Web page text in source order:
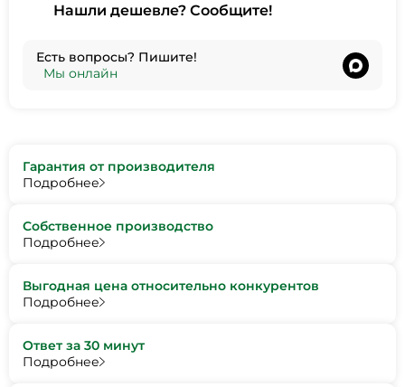
Нашли дешевле? Сообщите!
Есть вопросы? Пишите!
Мы онлайн
Гарантия от производителя
Подробнее
Собственное производство
Подробнее
Выгодная цена относительно конкурентов
Подробнее
Ответ за 30 минут
Подробнее